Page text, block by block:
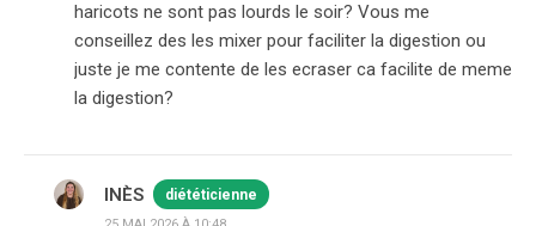
haricots ne sont pas lourds le soir? Vous me
conseillez des les mixer pour faciliter la digestion ou
juste je me contente de les ecraser ca facilite de meme
la digestion?
INÈS diététicienne